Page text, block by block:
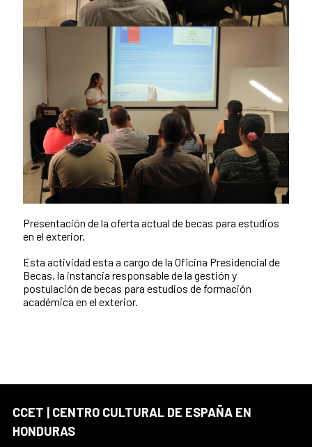
Presentación de la oferta actual de becas para estudios
en el exterior.
Esta actividad esta a cargo de la Oficina Presidencial de
Becas, la instancia responsable de la gestión y
postulación de becas para estudios de formación
académica en el exterior.
CCET | CENTRO CULTURAL DE ESPAÑA EN
HONDURAS